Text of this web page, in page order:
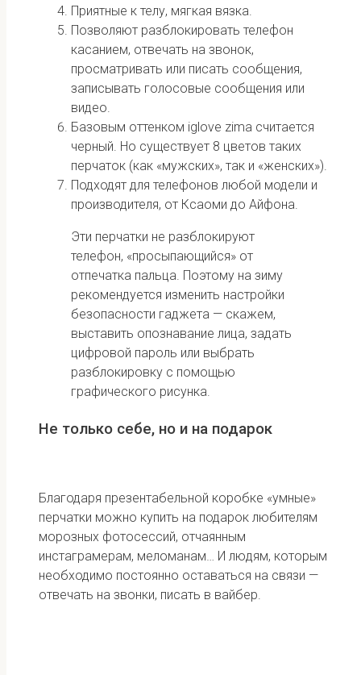
Приятные к телу, мягкая вязка.
Позволяют разблокировать телефон
касанием, отвечать на звонок,
просматривать или писать сообщения,
записывать голосовые сообщения или
видео.
Базовым оттенком iglove zima считается
черный. Но существует 8 цветов таких
перчаток (как «мужских», так и «женских»).
Подходят для телефонов любой модели и
производителя, от Ксаоми до Айфона.
Эти перчатки не разблокируют
телефон, «просыпающийся» от
отпечатка пальца. Поэтому на зиму
рекомендуется изменить настройки
безопасности гаджета — скажем,
выставить опознавание лица, задать
цифровой пароль или выбрать
разблокировку с помощью
графического рисунка.
Не только себе, но и на подарок
Благодаря презентабельной коробке «умные»
перчатки можно купить на подарок любителям
морозных фотосессий, отчаянным
инстаграмерам, меломанам… И людям, которым
необходимо постоянно оставаться на связи —
отвечать на звонки, писать в вайбер.